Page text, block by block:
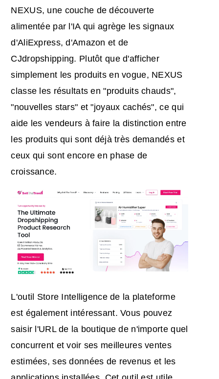
NEXUS, une couche de découverte
alimentée par l'IA qui agrège les signaux
d'AliExpress, d'Amazon et de
CJdropshipping. Plutôt que d'afficher
simplement les produits en vogue, NEXUS
classe les résultats en "produits chauds",
"nouvelles stars" et "joyaux cachés", ce qui
aide les vendeurs à faire la distinction entre
les produits qui sont déjà très demandés et
ceux qui sont encore en phase de
croissance.
L'outil Store Intelligence de la plateforme
est également intéressant. Vous pouvez
saisir l'URL de la boutique de n'importe quel
concurrent et voir ses meilleures ventes
estimées, ses données de revenus et les